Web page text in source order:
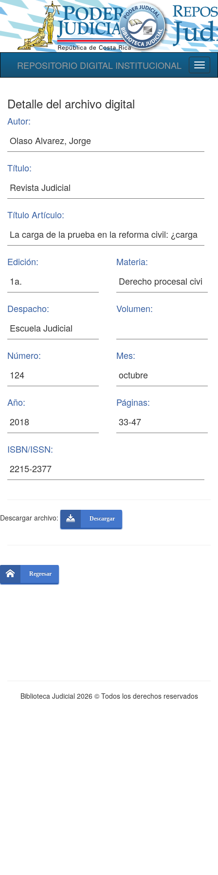
REPOSITORIO DIGITAL INSTITUCIONAL
Detalle del archivo digital
Autor:
Título:
Título Artículo:
Edición: Materia:
Despacho: Volumen:
Número: Mes:
Año: Páginas:
ISBN/ISSN:
Descargar archivo: Descargar
Regresar
Biblioteca Judicial 2026 © Todos los derechos reservados